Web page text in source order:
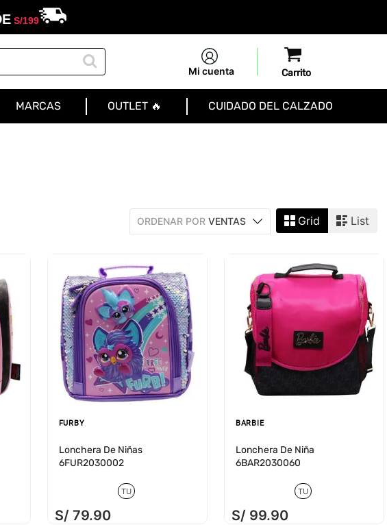
S/199
Mi cuenta
MARCAS OUTLET 🔥 CUIDADO DEL CALZADO
ORDENAR POR VENTAS Grid List
FURBY
Lonchera De Niñas
6FUR2030002
TU
S/ 79.90
BARBIE
Lonchera De Niña
6BAR2030060
TU
S/ 99.90